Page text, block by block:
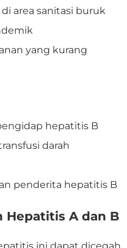
area sanitasi buruk
yang kurang
hepatitis B
darah
penderita hepatitis B
Hepatitis A dan B
ini dapat dicegah